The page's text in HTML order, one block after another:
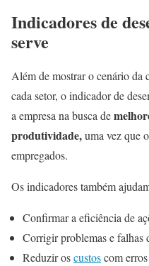
Indicadores de
serve
Além de mostrar o cenário da
cada setor, o indicador de
a empresa na busca de
produtividade,uma vez que
empregados.
Os indicadores também
Confirmar a eficiência de
Corrigir problemas e falhas
Reduzir oscustoscom